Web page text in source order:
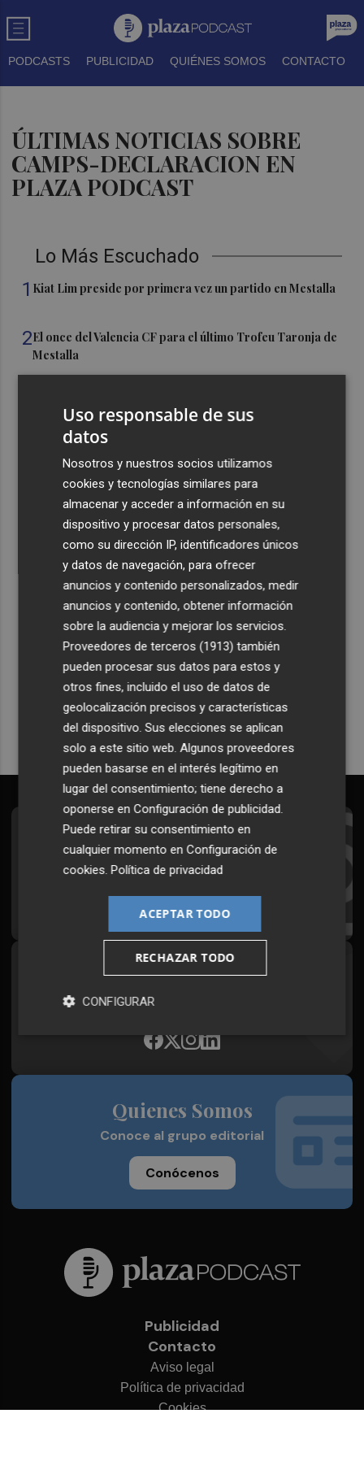
PODCASTS PUBLICIDAD QUIÉNES SOMOS CONTACTO
ÚLTIMAS NOTICIAS SOBRE
CAMPS-DECLARACION EN
PLAZA PODCAST
Lo Más Escuchado
1 Kiat Lim preside por primera vez un partido en Mestalla
2El once del Valencia CF para el último Trofeu Taronja de
Mestalla
el día del eclipse
queremos ver en la Liga”
Ocho helicópteros, un avión y más de 100 brigadas se
movilizan en Moratalla por un incendio forestal
Recibe toda la actualidad de
Plaza Podcast en tu correo
Quiero suscribirme
Suscríbete al Boletín
Todos los días a primera hora en tu email
Síguenos en redes
Plaza Podcast, desde cualquier medio
Quienes Somos
Conoce al grupo editorial
Conócenos
Publicidad
Contacto
Aviso legal
Política de privacidad
Cookies
Uso responsable de sus
datos
Nosotros y nuestros socios utilizamos
cookies y tecnologías similares para
almacenar y acceder a información en su
dispositivo y procesar datos personales,
como su dirección IP, identificadores únicos
y datos de navegación, para ofrecer
anuncios y contenido personalizados, medir
anuncios y contenido, obtener información
sobre la audiencia y mejorar los servicios.
Proveedores de terceros (1913) también
pueden procesar sus datos para estos y
otros fines, incluido el uso de datos de
geolocalización precisos y características
del dispositivo. Sus elecciones se aplican
solo a este sitio web. Algunos proveedores
pueden basarse en el interés legítimo en
lugar del consentimiento; tiene derecho a
oponerse enConfiguración de publicidad.
Puede retirar su consentimiento en
cualquier momento enConfiguración de
cookies.Política de privacidad
ACEPTAR TODO
RECHAZAR TODO
CONFIGURAR